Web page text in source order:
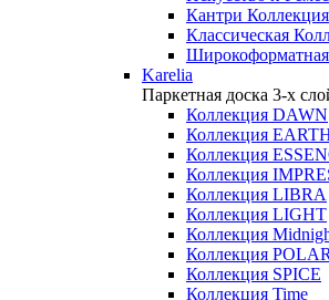
Кантри Коллекция
Классическая
Karelia
Паркетная доска 3-х
Коллекция DAWN
Коллекция
Коллекция
Коллекция
Коллекция LIBRA
Коллекция LIGHT
Коллекция
Коллекция POLAR
Коллекция SPICE
Коллекция Time